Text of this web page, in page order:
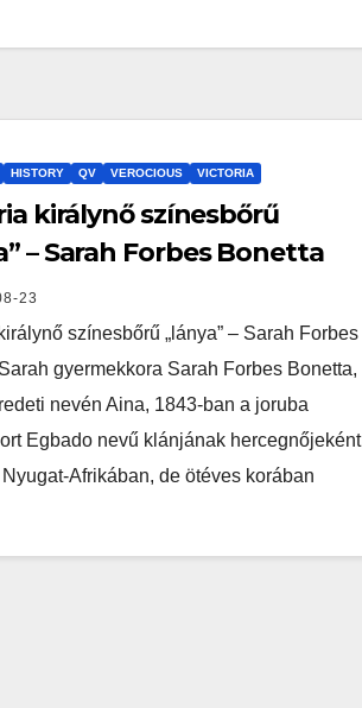
HISTORY QV VEROCIOUS VICTORIA
királynő színesbőrű
– Sarah Forbes Bonetta
23
színesbőrű „lánya” – Sarah Forbes
gyermekkora Sarah Forbes Bonetta,
nevén Aina, 1843-ban a joruba
Egbado nevű klánjának hercegnőjeként
Afrikában, de ötéves korában